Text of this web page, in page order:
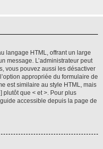
langage HTML, offrant un large
message. L’administrateur peut
vous pouvez aussi les désactiver
appropriée du formulaire de
est similaire au style HTML, mais
plutôt que < et >. Pour plus
accessible depuis la page de